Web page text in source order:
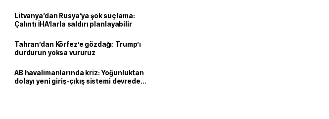
Litvanya’dan Rusya’ya şok suçlama:
Çalıntı İHA’larla saldırı planlayabilir
Tahran’dan Körfez’e gözdağı: Trump’ı
durdurun yoksa vururuz
AB havalimanlarında kriz: Yoğunluktan
dolayı yeni giriş-çıkış sistemi devreden